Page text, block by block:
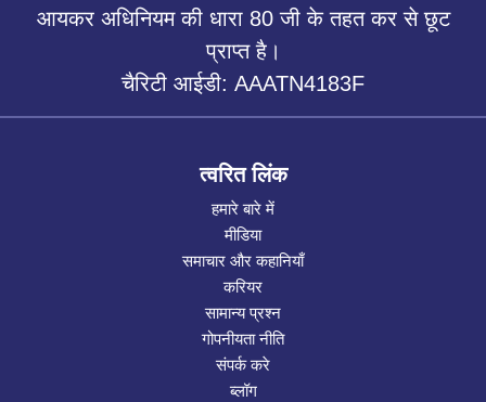
आयकर अधिनियम की धारा 80 जी के तहत कर से छूट
प्राप्त है।
चैरिटी आईडी: AAATN4183F
त्वरित लिंक
हमारे बारे में
मीडिया
समाचार और कहानियाँ
करियर
सामान्य प्रश्न
गोपनीयता नीति
संपर्क करे
ब्लॉग